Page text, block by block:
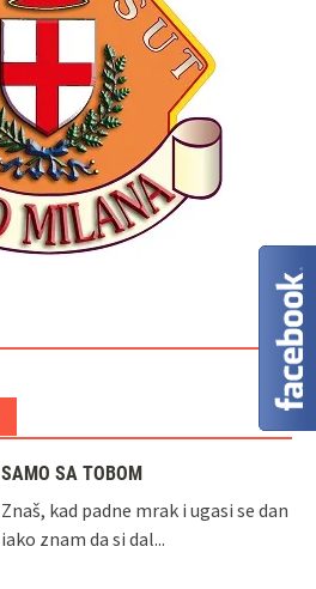
SAMO SA TOBOM
Znaš, kad padne mrak i ugasi se dan
iako znam da si dal...